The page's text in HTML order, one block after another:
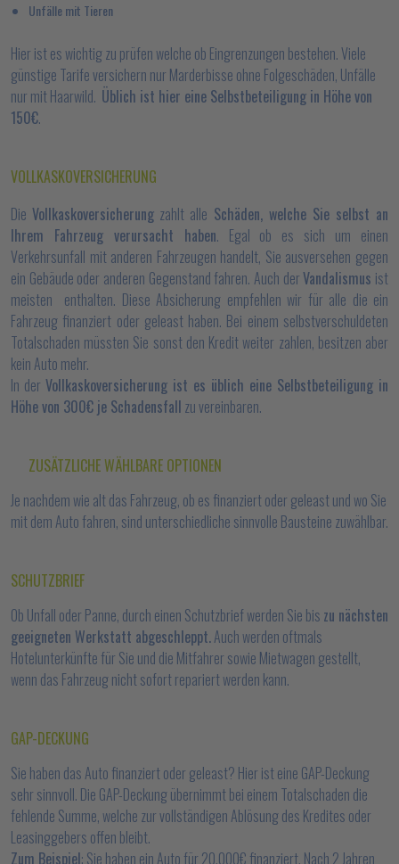
Unfälle mit Tieren
Hier ist es wichtig zu prüfen welche ob Eingrenzungen bestehen. Viele
günstige Tarife versichern nur Marderbisse ohne Folgeschäden, Unfälle
nur mit Haarwild. Üblich ist hier eine Selbstbeteiligung in Höhe von
150€.
VOLLKASKOVERSICHERUNG
DieVollkaskoversicherung zahlt alle Schäden, welche Sie selbst an
Ihrem Fahrzeug verursacht haben. Egal ob es sich um einen
Verkehrsunfall mit anderen Fahrzeugen handelt, Sie ausversehen gegen
ein Gebäude oder anderen Gegenstand fahren. Auch derVandalismus ist
meisten enthalten. Diese Absicherung empfehlen wir für alle die ein
Fahrzeug finanziert oder geleast haben. Bei einem selbstverschuldeten
Totalschaden müssten Sie sonst den Kredit weiter zahlen, besitzen aber
kein Auto mehr.
In der Vollkaskoversicherung ist es üblich eine Selbstbeteiligung in
Höhe von 300€ je Schadensfall zu vereinbaren.
ZUSÄTZLICHE WÄHLBARE OPTIONEN
Je nachdem wie alt das Fahrzeug, ob es finanziert oder geleast und wo Sie
mit dem Auto fahren, sind unterschiedliche sinnvolle Bausteine zuwählbar.
SCHUTZBRIEF
Ob Unfall oder Panne, durch einen Schutzbrief werden Sie bis zu nächsten
geeigneten Werkstatt abgeschleppt.Auch werden oftmals
Hotelunterkünfte für Sie und die Mitfahrer sowie Mietwagen gestellt,
wenn das Fahrzeug nicht sofort repariert werden kann.
GAP-DECKUNG
Sie haben das Auto finanziert oder geleast? Hier ist eine GAP-Deckung
sehr sinnvoll. Die GAP-Deckung übernimmt bei einem Totalschaden die
fehlende Summe, welche zur vollständigen Ablösung des Kredites oder
Leasinggebers offen bleibt.
Zum Beispiel: Sie haben ein Auto für 20.000€ finanziert. Nach 2 Jahren